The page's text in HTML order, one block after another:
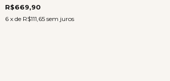
R$669,90
6 x de R$111,65 sem juros